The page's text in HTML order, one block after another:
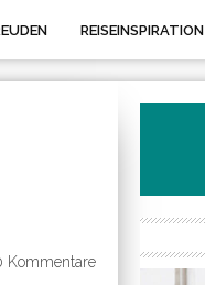
REISEINSPIRATION
Kommentare